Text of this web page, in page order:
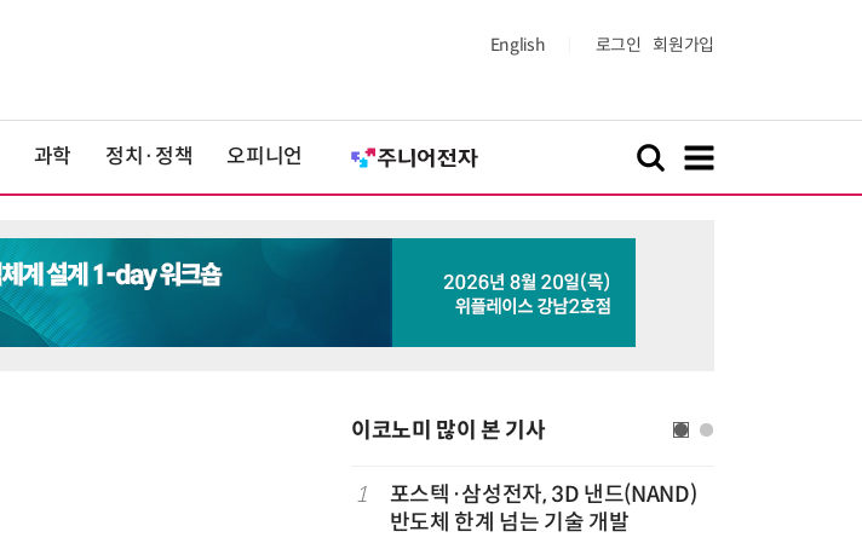
English 로그인 회원가입
과학 정치·정책 오피니언
이코노미 많이 본 기사
1
포스텍·삼성전자, 3D 낸드(NAND)
반도체 한계 넘는 기술 개발